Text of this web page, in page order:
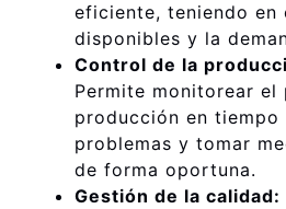
eficiente, teniendo en
disponibles y la
Control de la
Permite monitorear el
producción en
problemas y tomar
de forma oportuna.
Gestión de la calidad: